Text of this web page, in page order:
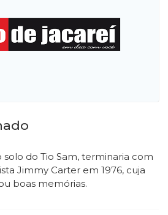
solo do Tio Sam, terminaria com
Jimmy Carter em 1976, cuja
boas memórias.